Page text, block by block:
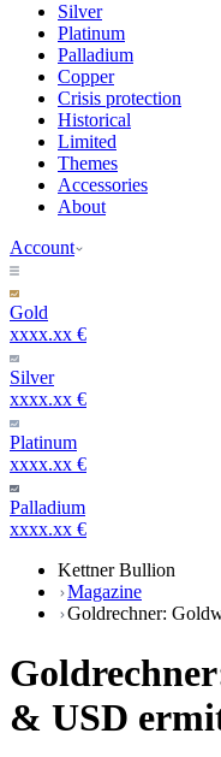
Silver
Platinum
Palladium
Copper
Crisis protection
Historical
Limited
Themes
Accessories
About
Account
Gold
xxxx.xx €
Silver
xxxx.xx €
Platinum
xxxx.xx €
Palladium
xxxx.xx €
Kettner Bullion
Magazine
Goldrechner:
& USD